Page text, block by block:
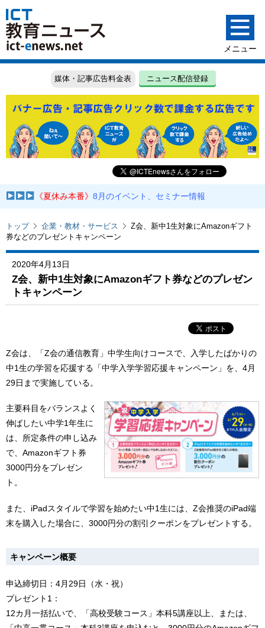
媒体・記事広告料金表 ニュース配信登録
《夏休み本番》8月のイベント、セミナー情報
トップ 企業・教材・サービス
Z会、新中1生対象にAmazonギフト
券などのプレゼントキャンペーン
2020年4月13日
Z会、新中1生対象にAmazonギフト券などのプレゼン
トキャンペーン
Z会は、「Z会の通信教育」中学生向けコースで、入学したばかりの
中1生の学習を応援する「中学入学学習応援キャンペーン」を、4月
29日まで実施している。
主要科目をバランスよく
伸ばしたい中学1年生に
は、所定条件の申し込み
で、Amazonギフト券
3000円分をプレゼン
ト。
また、iPadスタイルで学習を始めたい中1生には、Z会推奨のiPad端
末を購入した場合に、3000円分の割引クーポンをプレゼントする。
キャンペーン概要
申込締切日：4月29日（水・祝）
プレゼント1：
12カ月一括払いで、「高校受験コース」本科5講座以上、または、